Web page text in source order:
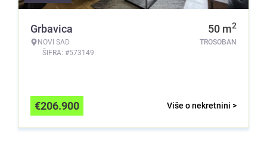
Grbavica
NOVI SAD
ŠIFRA: #573149
50 m2
TROSOBAN
Više o nekretnini >
€206.900